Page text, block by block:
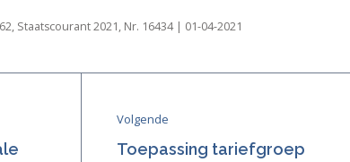
Staatscourant 2021, Nr. 16434 | 01-04-2021
Volgende
Toepassing tariefgroep